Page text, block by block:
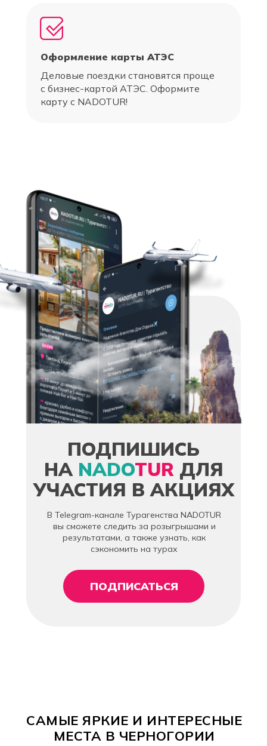
Оформление карты АТЭС
Деловые поездки становятся проще
с бизнес-картой АТЭС. Оформите
карту с NADOTUR!
ПОДПИШИСЬ
НА NADOTURДЛЯ
УЧАСТИЯ В АКЦИЯХ
В Telegram-канале Турагенства NADOTUR
вы сможете следить за розыгрышами и
результатами, а также узнать, как
сэкономить на турах
ПОДПИСАТЬСЯ
САМЫЕ ЯРКИЕ И ИНТЕРЕСНЫЕ
МЕСТА В ЧЕРНОГОРИИ